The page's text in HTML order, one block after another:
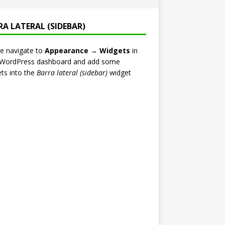
LATERAL (SIDEBAR)
navigate to Appearance → Widgets in
dashboard and add some
into the Barra lateral (sidebar)widget